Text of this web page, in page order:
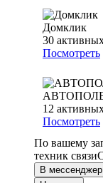
Домклик
30
Посмотреть
12
Посмотреть
По вашему
техник связи
В мессенджер